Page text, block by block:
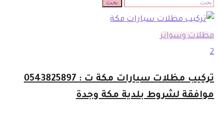
البحث
عن:
بحث
مظلات وسواتر
2
تركيب مظلات سيارات مكة ت : 0543825897
موافقة لشروط بلدية مكة وجدة